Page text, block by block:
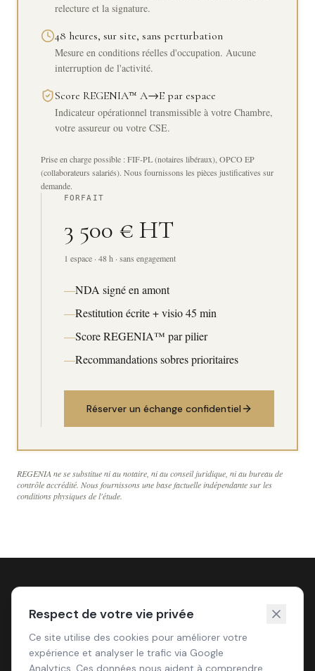
relecture et la signature.
48 heures, sur site, sans perturbation
Mesure en conditions réelles d'occupation. Aucune
interruption de l'activité.
Score REGENIA™ A→E par espace
Indicateur opérationnel transmissible à votre Chambre,
votre assureur ou votre CSE.
Prise en charge possible : FIF-PL (notaires libéraux), OPCO EP
(collaborateurs salariés). Nous fournissons les pièces justificatives sur
demande.
FORFAIT
3 500 € HT
1 espace · 48 h · sans engagement
—NDA signé en amont
—Restitution écrite + visio 45 min
—Score REGENIA™ par pilier
—Recommandations sobres prioritaires
Réserver un échange confidentiel
REGENIA ne se substitue ni au notaire, ni au conseil juridique, ni au bureau de
contrôle accrédité. Nous fournissons une base factuelle indépendante sur les
conditions physiques de l'étude.
« La signature engage votre responsabilité.
L'environnement de cette signature, lui, n'est jamais
Respect de votre vie privée
Ce site utilise des cookies pour améliorer votre
expérience et analyser le trafic via Google
Analytics. Ces données nous aident à comprendre